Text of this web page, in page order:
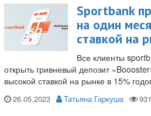
Sportbank
на один
ставкой на
Все клиенты
открыть гривневый депозит
высокой ставкой на рынке в 15%
26.05.2023 Татьяна Гаркуша